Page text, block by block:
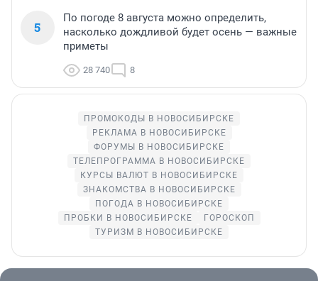
5
По погоде 8 августа можно определить,
насколько дождливой будет осень — важные
приметы
28 740 8
ПРОМОКОДЫ В НОВОСИБИРСКЕ
РЕКЛАМА В НОВОСИБИРСКЕ
ФОРУМЫ В НОВОСИБИРСКЕ
ТЕЛЕПРОГРАММА В НОВОСИБИРСКЕ
КУРСЫ ВАЛЮТ В НОВОСИБИРСКЕ
ЗНАКОМСТВА В НОВОСИБИРСКЕ
ПОГОДА В НОВОСИБИРСКЕ
ПРОБКИ В НОВОСИБИРСКЕ
ГОРОСКОП
ТУРИЗМ В НОВОСИБИРСКЕ